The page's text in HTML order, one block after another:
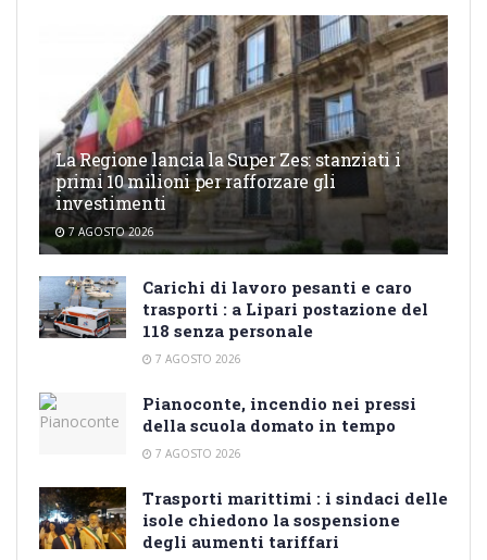
La Regione lancia la Super Zes: stanziati i
primi 10 milioni per rafforzare gli
investimenti
7 AGOSTO 2026
Carichi di lavoro pesanti e caro
trasporti : a Lipari postazione del
118 senza personale
7 AGOSTO 2026
Pianoconte, incendio nei pressi
della scuola domato in tempo
7 AGOSTO 2026
Trasporti marittimi : i sindaci delle
isole chiedono la sospensione
degli aumenti tariffari